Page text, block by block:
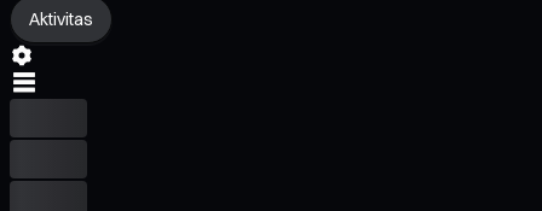
Aktivitas